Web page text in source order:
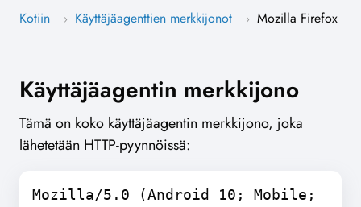
Kotiin › Käyttäjäagenttien merkkijonot › Mozilla Firefox
Käyttäjäagentin merkkijono
Tämä on koko käyttäjäagentin merkkijono, joka
lähetetään HTTP-pyynnöissä:
Mozilla/5.0 (Android 10; Mobile;